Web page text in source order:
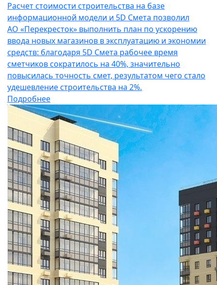
Расчет стоимости строительства на базе
информационной модели и 5D Cмета позволил
АО «Перекресток» выполнить план по ускорению
ввода новых магазинов в эксплуатацию и экономии
средств: благодаря 5D Смета рабочее время
сметчиков сократилось на 40%, значительно
повысилась точность смет, результатом чего стало
удешевление строительства на 2%.
Подробнее